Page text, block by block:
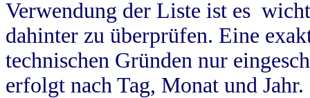
Verwendung der Liste ist es
dahinter zu überprüfen. Eine
technischen Gründen nur
erfolgt nach Tag, Monat und Jahr.